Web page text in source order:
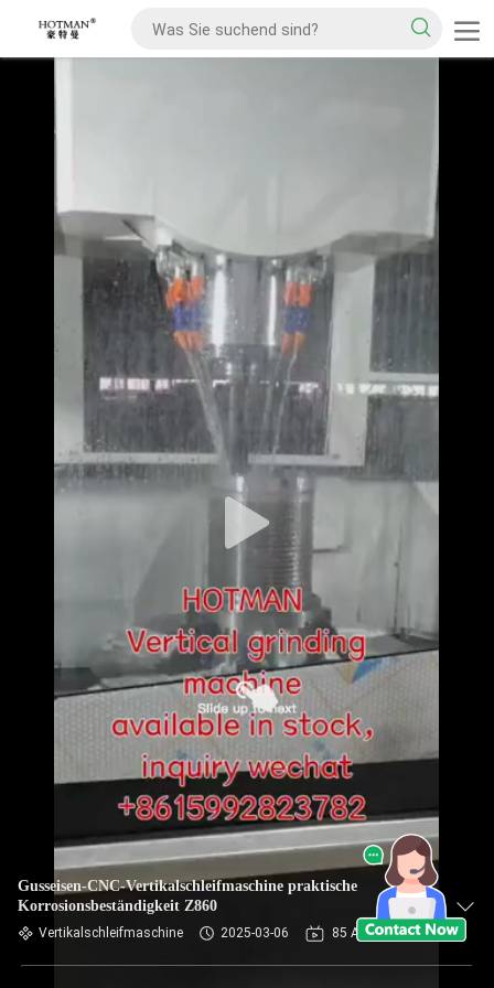
Gusseisen-CNC-Vertikalschleifmaschine praktische
Korrosionsbeständigkeit Z860
Vertikalschleifmaschine 2025-03-06 85 Ansichten